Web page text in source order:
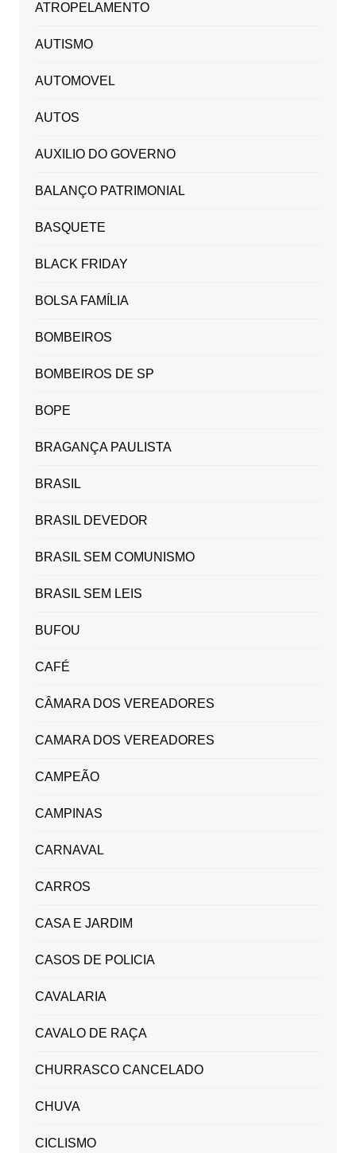
ATROPELAMENTO
AUTISMO
AUTOMOVEL
AUTOS
AUXILIO DO GOVERNO
BALANÇO PATRIMONIAL
BASQUETE
BLACK FRIDAY
BOLSA FAMÍLIA
BOMBEIROS
BOMBEIROS DE SP
BOPE
BRAGANÇA PAULISTA
BRASIL
BRASIL DEVEDOR
BRASIL SEM COMUNISMO
BRASIL SEM LEIS
BUFOU
CAFÉ
CÂMARA DOS VEREADORES
CAMARA DOS VEREADORES
CAMPEÃO
CAMPINAS
CARNAVAL
CARROS
CASA E JARDIM
CASOS DE POLICIA
CAVALARIA
CAVALO DE RAÇA
CHURRASCO CANCELADO
CHUVA
CICLISMO